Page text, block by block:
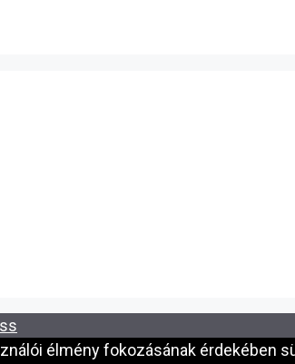
élmény fokozásának érdekében